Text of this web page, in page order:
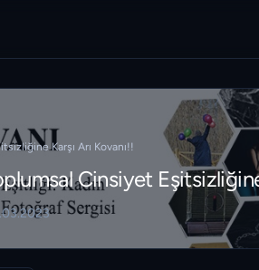
Karşı Arı Kovanı!!
Cinsiyet Eşitsizliğine